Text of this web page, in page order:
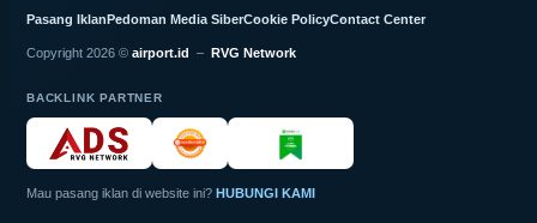
Pasang IklanPedoman Media SiberCookie PolicyContact Center
Copyright 2026 © airport.id – RVG Network
BACKLINK PARTNER
Mau pasang iklan di website ini? HUBUNGI KAMI